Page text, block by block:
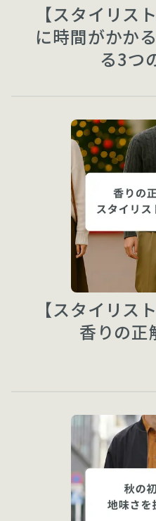
【スタイリス
に時間がかか
る3つ
【スタイリス
香りの正